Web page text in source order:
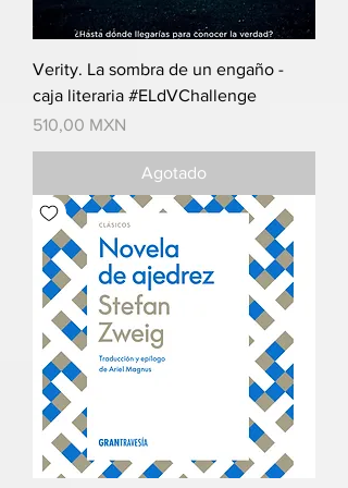
Verity. La sombra de un engaño -
caja literaria #ELdVChallenge
Precio
510,00 MXN
Agotado